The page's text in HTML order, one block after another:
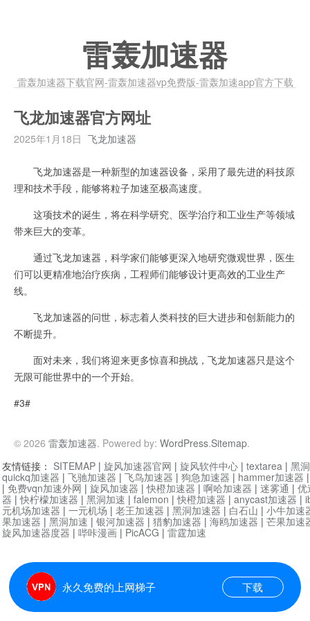
雷轰加速器
雷轰加速器下载官网-雷轰加速器vp免费版-雷轰加速app官方下载
飞龙加速器官方网址
2025年1月18日 飞龙加速器
飞龙加速器是一种新型的加速器设备，采用了最先进的科技原
理和技术手段，能够将粒子加速至极高速度。
这项技术的诞生，将在科学研究、医学治疗和工业生产等领域
带来巨大的变革。
通过飞龙加速器，科学家们能够更深入地研究微观世界，医生
们可以更精准地治疗疾病，工程师们能够设计更高效的工业生产
线。
飞龙加速器的问世，标志着人类科技的巨大进步和创新能力的
不断提升。
面对未来，我们将迎来更多惊喜和挑战，飞龙加速器只是这个
无限可能世界中的一个开始。
#3#
© 2026 雷轰加速器. Powered by: WordPress.Sitemap.
永久免费的上网梯子 下载
友情链接： SITEMAP | 旋风加速器官网 | 旋风软件中心 | textarea | 黑
quickq加速器 | 飞驰加速器 | 飞鸟加速器 | 狗急加速器 | hammer加速器
| 免费vqn加速外网 | 旋风加速器 |快橙加速器 | 啊哈加速器 | 迷雾通 | 优
器 |快柠檬加速器 | 黑洞加速 | falemon |快橙加速器 | anycast加速器 |
元机场加速器 | 一元机场 | 老王加速器 | 黑洞加速器 | 白石山 | 小牛加速
果加速器 | 黑洞加速 | 银河加速器 | 猎豹加速器 | 海鸥加速器 | 芒果加速
旋风加速器度器 | 哔咔漫画 | PicACG | 雷霆加速